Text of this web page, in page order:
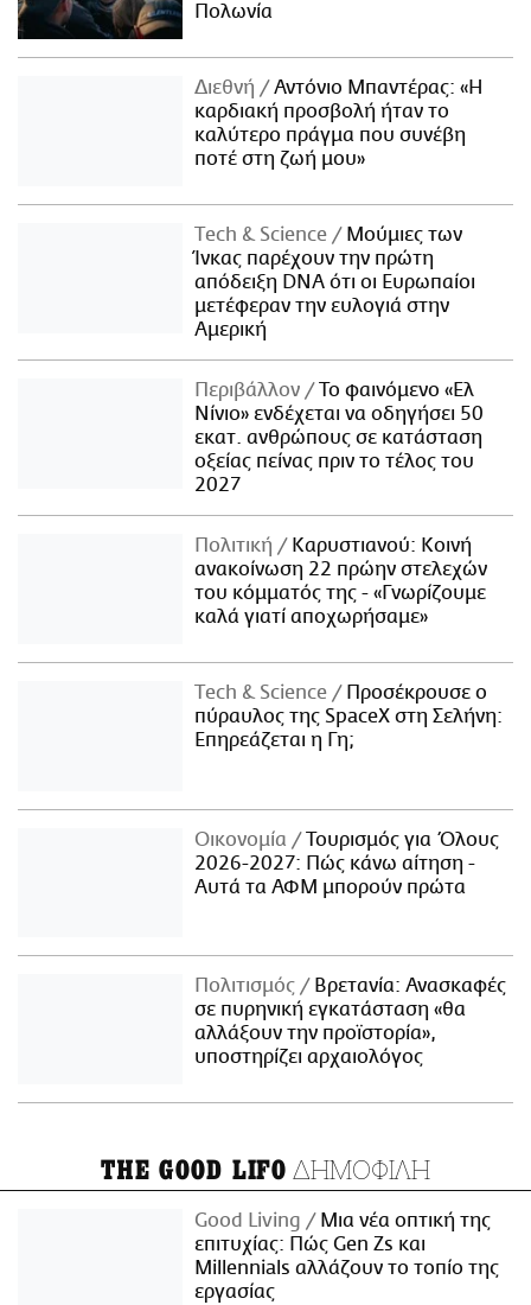
Πολωνία
Διεθνή
Αντόνιο Μπαντέρας: «Η
καρδιακή προσβολή ήταν το
καλύτερο πράγμα που συνέβη
ποτέ στη ζωή μου»
Τech & Science
Μούμιες των
Ίνκας παρέχουν την πρώτη
απόδειξη DNA ότι οι Ευρωπαίοι
μετέφεραν την ευλογιά στην
Αμερική
Περιβάλλον
Το φαινόμενο «Ελ
Νίνιο» ενδέχεται να οδηγήσει 50
εκατ. ανθρώπους σε κατάσταση
οξείας πείνας πριν το τέλος του
2027
Πολιτική
Καρυστιανού: Κοινή
ανακοίνωση 22 πρώην στελεχών
του κόμματός της - «Γνωρίζουμε
καλά γιατί αποχωρήσαμε»
Τech & Science
Προσέκρουσε ο
πύραυλος της SpaceX στη Σελήνη:
Επηρεάζεται η Γη;
Οικονομία
Τουρισμός για Όλους
2026-2027: Πώς κάνω αίτηση -
Αυτά τα ΑΦΜ μπορούν πρώτα
Πολιτισμός
Βρετανία: Ανασκαφές
σε πυρηνική εγκατάσταση «θα
αλλάξουν την προϊστορία»,
υποστηρίζει αρχαιολόγος
THE GOOD LIFO ΔΗΜΟΦΙΛΗ
Good Living
Μια νέα οπτική της
επιτυχίας: Πώς Gen Zs και
Millennials αλλάζουν το τοπίο της
εργασίας